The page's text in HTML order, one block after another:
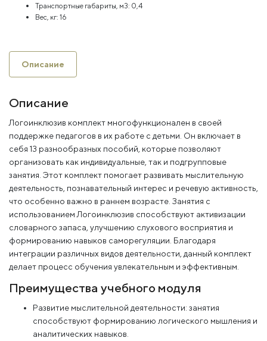
Транспортные габариты, м3: 0,4
Вес, кг: 16
Описание
Описание
Логоинклюзив комплект многофункционален в своей
поддержке педагогов в их работе с детьми. Он включает в
себя 13 разнообразных пособий, которые позволяют
организовать как индивидуальные, так и подгрупповые
занятия. Этот комплект помогает развивать мыслительную
деятельность, познавательный интерес и речевую активность,
что особенно важно в раннем возрасте. Занятия с
использованием Логоинклюзив способствуют активизации
словарного запаса, улучшению слухового восприятия и
формированию навыков саморегуляции. Благодаря
интеграции различных видов деятельности, данный комплект
делает процесс обучения увлекательным и эффективным.
Преимущества учебного модуля
Развитие мыслительной деятельности: занятия
способствуют формированию логического мышления и
аналитических навыков.